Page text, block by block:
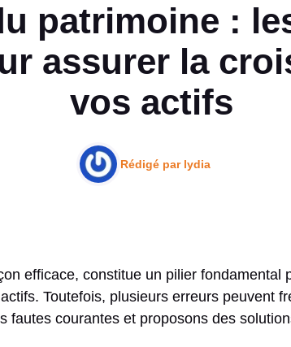
patrimoine :
assurer la
vos actifs
Rédigé par lydia
efficace, constitue un pilier fondamental
Toutefois, plusieurs erreurs peuvent
fautes courantes et proposons des